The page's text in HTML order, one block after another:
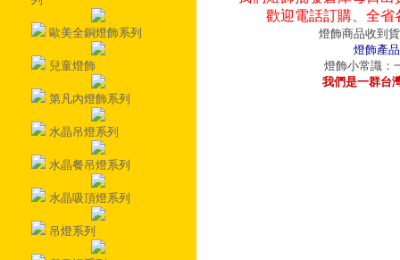
歐美全銅燈飾系列
兒童燈飾
第凡內燈飾系列
水晶吊燈系列
水晶餐吊燈系列
水晶吸頂燈系列
吊燈系列
歡迎電話訂購、全
燈飾商品收到
燈飾產
燈飾小常識：
我們是一群台